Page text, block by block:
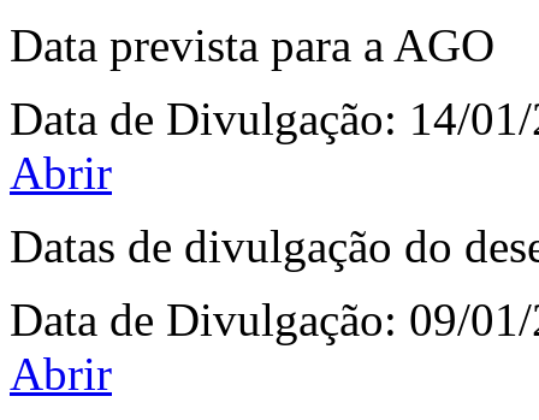
Data prevista para a AGO
Data de Divulgação: 14/
Abrir
Datas de divulgação do
Data de Divulgação: 09/
Abrir